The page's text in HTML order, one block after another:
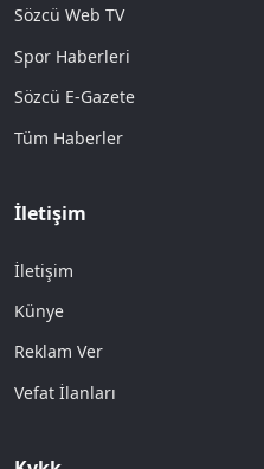
Sözcü Web TV
Spor Haberleri
Sözcü E-Gazete
Tüm Haberler
İletişim
İletişim
Künye
Reklam Ver
Vefat İlanları